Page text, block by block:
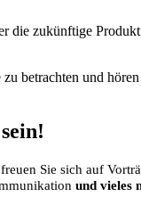
die zukünftige
betrachten und
Sie sich auf
und vieles